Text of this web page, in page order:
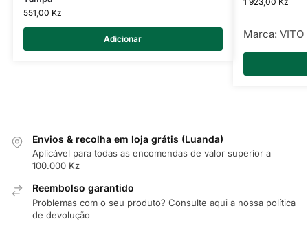
551,00 Kz
Adicionar Marca: VITO
Envios & recolha em loja grátis (Luanda)
Aplicável para todas as encomendas de valor superior a
100.000 Kz
Reembolso garantido
Problemas com o seu produto? Consulte aqui a nossa política
de devolução